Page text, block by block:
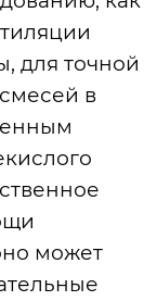
для точной
в
может